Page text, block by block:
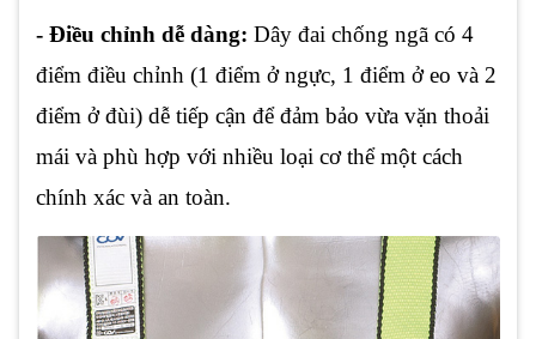
- Điều chỉnh dễ dàng: Dây đai chống ngã có 4
điểm điều chỉnh (1 điểm ở ngực, 1 điểm ở eo và 2
điểm ở đùi) dễ tiếp cận để đảm bảo vừa vặn thoải
mái và phù hợp với nhiều loại cơ thể một cách
chính xác và an toàn.